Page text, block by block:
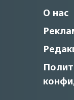
О нас